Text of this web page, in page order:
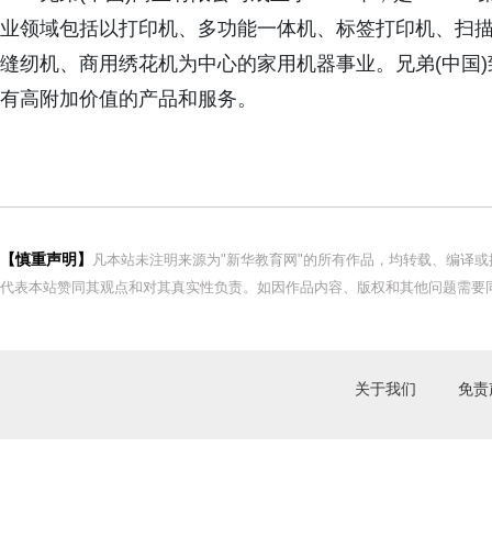
业领域包括以打印机、多功能一体机、标签打印机、扫
缝纫机、商用绣花机为中心的家用机器事业。兄弟(中
有高附加价值的产品和服务。
【慎重声明】
凡本站未注明来源为"新华教育网"的所有作品，均转载、编译
代表本站赞同其观点和对其真实性负责。如因作品内容、版权和其他问题需
关于我们 免责